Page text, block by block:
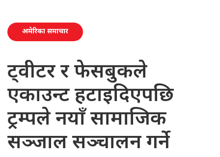
अमेरिका समाचार
ट्वीटर र फेसबुकले
एकाउन्ट हटाइदिएपछि
ट्रम्पले नयाँ सामाजिक
सञ्जाल सञ्चालन गर्ने